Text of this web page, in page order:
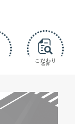
こだわり
条件